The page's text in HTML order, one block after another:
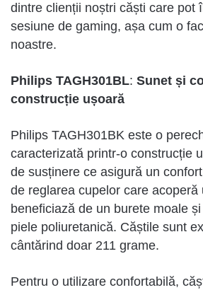
dintre clienții noștri căști care pot
sesiune de gaming, așa cum o
noastre.
Philips TAGH301BL: Sunet și
construcție ușoară
Philips TAGH301BK este o
caracterizată printr-o construcție
de susținere ce asigură un
de reglarea cupelor care acoperă
beneficiază de un burete moale
piele poliuretanică. Căștile sunt
cântărind doar 211 grame.
Pentru o utilizare confortabilă,